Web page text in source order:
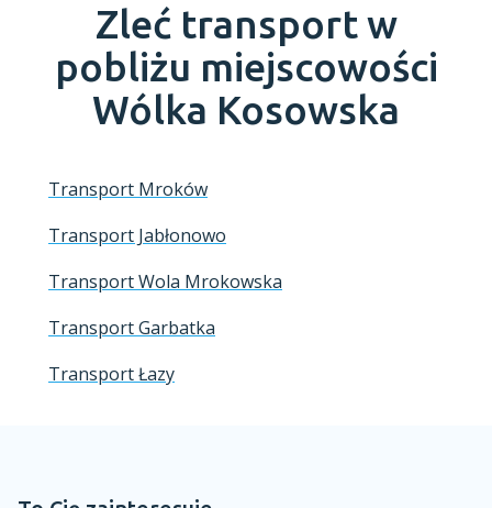
Zleć transport w
pobliżu miejscowości
Wólka Kosowska
Transport Mroków
Transport Jabłonowo
Transport Wola Mrokowska
Transport Garbatka
Transport Łazy